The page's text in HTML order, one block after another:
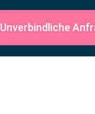
Unverbindliche